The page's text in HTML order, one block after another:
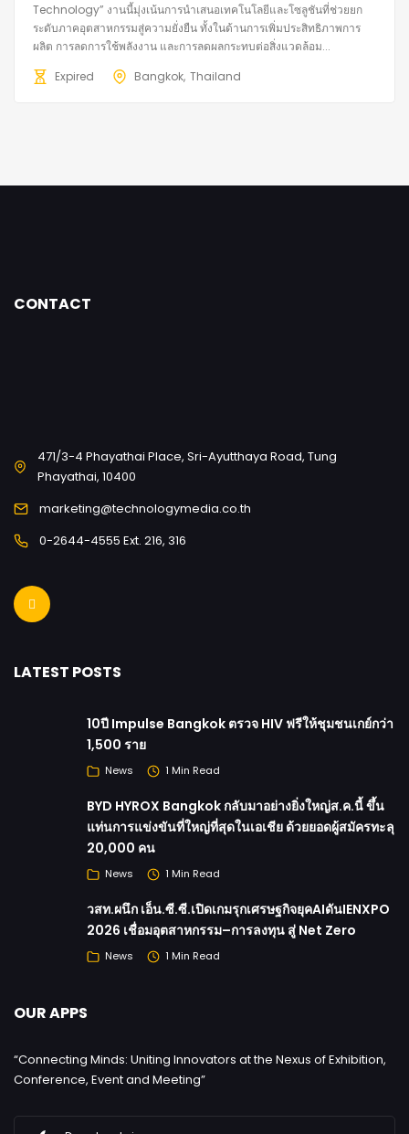
Technology” งานนี้มุ่งเน้นการนำเสนอเทคโนโลยีและโซลูชันที่ช่วยยก
ระดับภาคอุตสาหกรรมสู่ความยั่งยืน ทั้งในด้านการเพิ่มประสิทธิภาพการ
ผลิต การลดการใช้พลังงาน และการลดผลกระทบต่อสิ่งแวดล้อม...
Expired
Bangkok Thailand
CONTACT
471/3-4 Phayathai Place, Sri-Ayutthaya Road, Tung
Phayathai, 10400
marketing@technologymedia.co.th
0-2644-4555 Ext. 216, 316
LATEST POSTS
10ปี Impulse Bangkok ตรวจ HIV ฟรีให้ชุมชนเกย์กว่า
1,500 ราย
News 1 Min Read
BYD HYROX Bangkok กลับมาอย่างยิ่งใหญ่ส.ค.นี้ ขึ้น
แท่นการแข่งขันที่ใหญ่ที่สุดในเอเชีย ด้วยยอดผู้สมัครทะลุ
20,000 คน
News 1 Min Read
วสท.ผนึก เอ็น.ซี.ซี.เปิดเกมรุกเศรษฐกิจยุคAIดันIENXPO
2026 เชื่อมอุตสาหกรรม–การลงทุน สู่ Net Zero
News 1 Min Read
OUR APPS
“Connecting Minds: Uniting Innovators at the Nexus of Exhibition,
Conference, Event and Meeting”